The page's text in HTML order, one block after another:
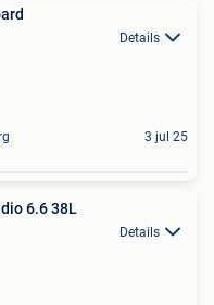
Details
3 jul 25
6.6 38L
Details